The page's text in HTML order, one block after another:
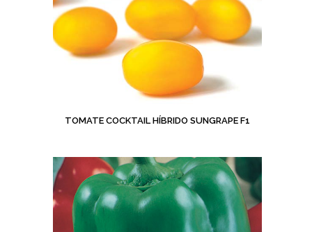
TOMATE COCKTAIL HÍBRIDO SUNGRAPE F1